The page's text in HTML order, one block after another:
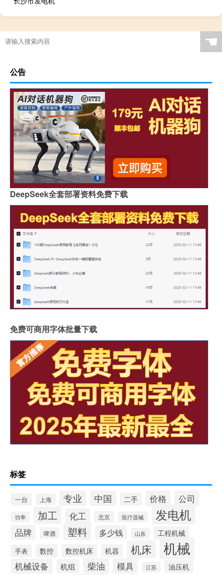
☚
公告
DeepSeek全套部署资料免费下载
免费可商用字体批量下载
标签
一台 上海 专业 中国 二手 价格 公司
功率 加工 化工 北京 医疗器械 发电机
品牌 啤酒 塑料 多少钱 山东 工程机械
手表 数控 数控机床 机器 机床 机械
机械设备 机组 柴油 模具 江苏
油压机